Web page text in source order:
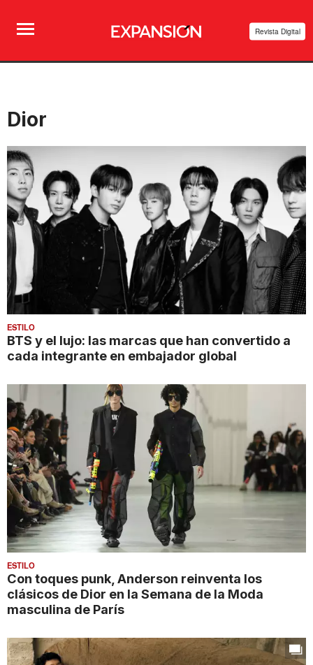
Revista Digital
Dior
ESTILO
BTS y el lujo: las marcas que han convertido a
cada integrante en embajador global
ESTILO
Con toques punk, Anderson reinventa los
clásicos de Dior en la Semana de la Moda
masculina de París